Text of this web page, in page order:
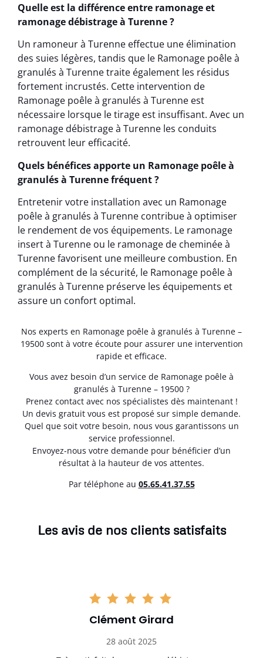
Quelle est la différence entre ramonage et
ramonage débistrage à Turenne ?
Un ramoneur à Turenne effectue une élimination
des suies légères, tandis que le Ramonage poêle à
granulés à Turenne traite également les résidus
fortement incrustés. Cette intervention de
Ramonage poêle à granulés à Turenne est
nécessaire lorsque le tirage est insuffisant. Avec un
ramonage débistrage à Turenne les conduits
retrouvent leur efficacité.
Quels bénéfices apporte un Ramonage poêle à
granulés à Turenne fréquent ?
Entretenir votre installation avec un Ramonage
poêle à granulés à Turenne contribue à optimiser
le rendement de vos équipements. Le ramonage
insert à Turenne ou le ramonage de cheminée à
Turenne favorisent une meilleure combustion. En
complément de la sécurité, le Ramonage poêle à
granulés à Turenne préserve les équipements et
assure un confort optimal.
Nos experts en Ramonage poêle à granulés à Turenne –
19500 sont à votre écoute pour assurer une intervention
rapide et efficace.
Vous avez besoin d’un service de Ramonage poêle à
granulés à Turenne – 19500 ?
Prenez contact avec nos spécialistes dès maintenant !
Un devis gratuit vous est proposé sur simple demande.
Quel que soit votre besoin, nous vous garantissons un
service professionnel.
Envoyez-nous votre demande pour bénéficier d’un
résultat à la hauteur de vos attentes.
Par téléphone au 05.65.41.37.55
Les avis de nos clients satisfaits
Clément Girard
28 août 2025